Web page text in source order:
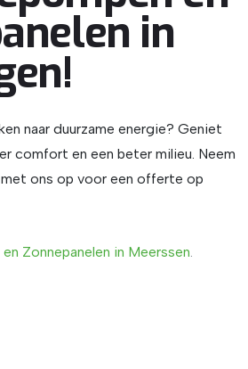
in
naar duurzame energie? Geniet
comfort en een beter milieu. Neem
ons op voor een offerte op
en Zonnepanelen in Meerssen.